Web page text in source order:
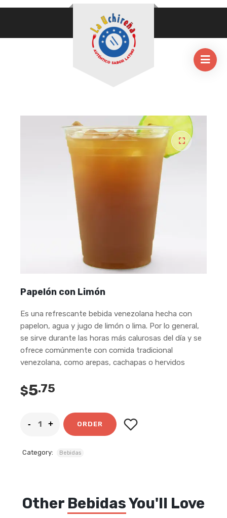
Papelón con Limón
Es una refrescante bebida venezolana hecha con
papelon, agua y jugo de limón o lima. Por lo general,
se sirve durante las horas más calurosas del día y se
ofrece comúnmente con comida tradicional
venezolana, como arepas, cachapas o hervidos
$5.75
ORDER
Category: Bebidas
Other BebidasYou'll Love